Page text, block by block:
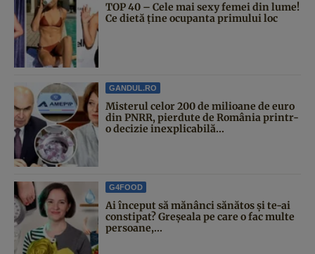
TOP 40 – Cele mai sexy femei din lume!
Ce dietă ține ocupanta primului loc
GANDUL.RO
Misterul celor 200 de milioane de euro
din PNRR, pierdute de România printr-
o decizie inexplicabilă...
G4FOOD
Ai început să mănânci sănătos și te-ai
constipat? Greșeala pe care o fac multe
persoane,...